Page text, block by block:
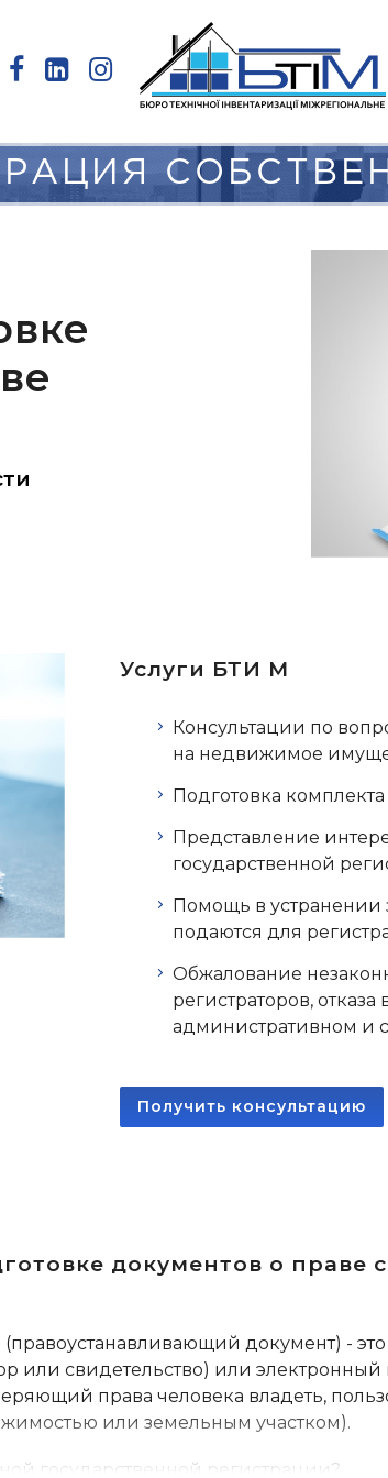
Услуги БТИ М
Консультации по
на недвижимое
Подготовка
Представление
государственной
Помощь в устранении
подаются для
Обжалование
регистраторов,
административном и
Получить консультацию
документов о праве
(правоустанавливающий документ) -
или свидетельство) или
права человека владеть,
или земельным участком).
государственной регистрации?